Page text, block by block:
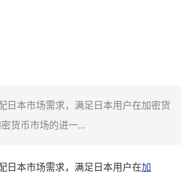
日本市场需求，满足日本用户在加密货
货币市场的进一...
日本市场需求，满足日本用户在加